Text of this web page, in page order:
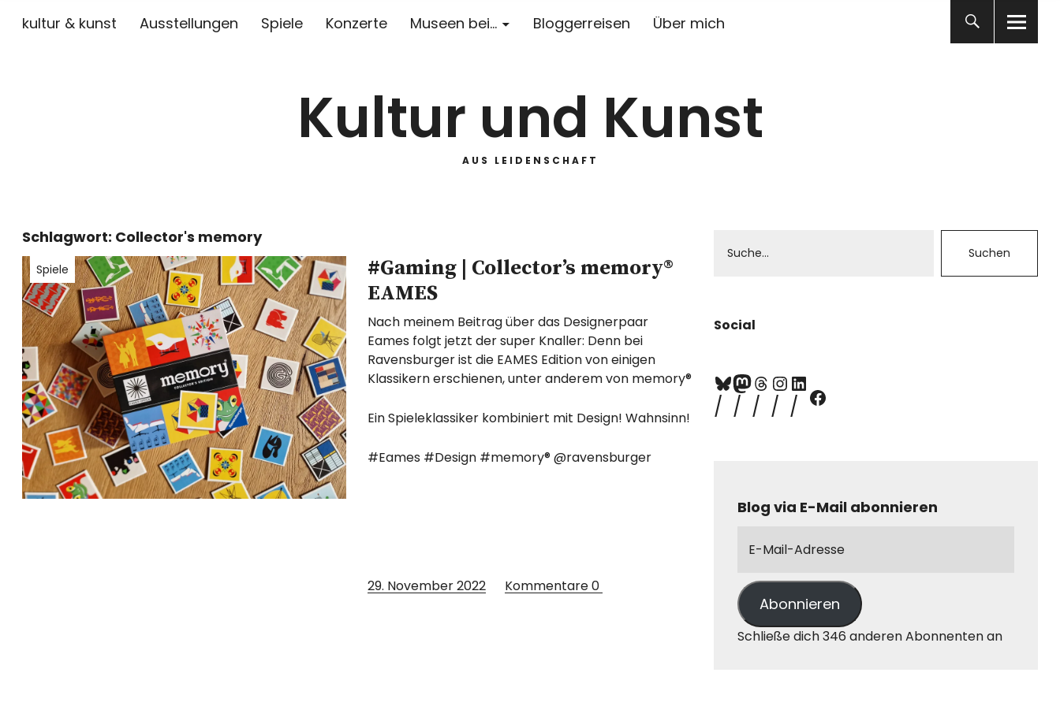
kultur & kunst Ausstellungen Spiele Konzerte Museen bei… Bloggerreisen Über mich
Kultur und Kunst
AUS LEIDENSCHAFT
Schlagwort: Collector's memory
Spiele
#Gaming | Collector’s memory®
EAMES
Nach meinem Beitrag über das Designerpaar
Eames folgt jetzt der super Knaller: Denn bei
Ravensburger ist die EAMES Edition von einigen
Klassikern erschienen, unter anderem von memory®
Ein Spieleklassiker kombiniert mit Design! Wahnsinn!
#Eames #Design #memory® @ravensburger
29. November 2022 Kommentare0
Social
Blog via E-Mail abonnieren
Abonnieren
Schließe dich 346 anderen Abonnenten an